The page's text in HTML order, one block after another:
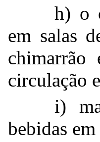
h) o
em salas
chimarrão
circulação
i)
bebidas